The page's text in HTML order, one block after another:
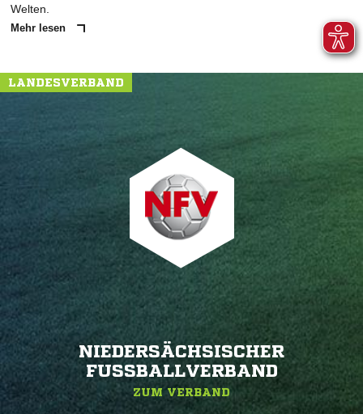
Welten.
Mehr lesen
LANDESVERBAND
NIEDERSÄCHSISCHER
FUSSBALLVERBAND
ZUM VERBAND